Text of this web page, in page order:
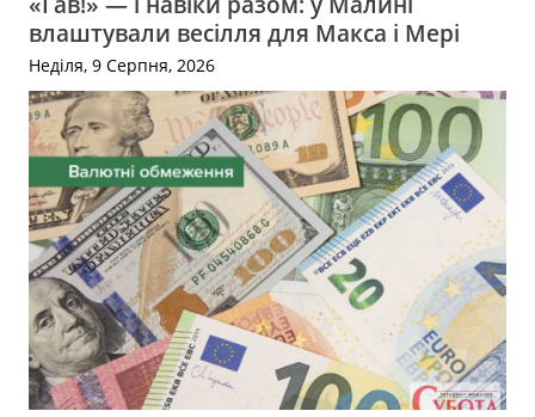
влаштували весілля для Макса і Мері
Неділя, 9 Серпня, 2026